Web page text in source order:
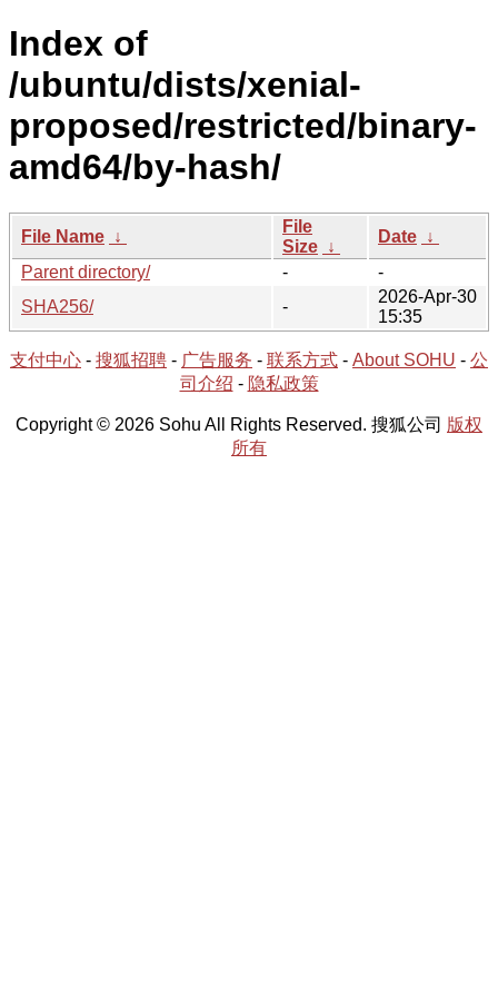
Index of
/ubuntu/dists/xenial-
proposed/restricted/binary-
amd64/by-hash/
File Name ↓
File
Size ↓
Date ↓
Parent directory/
-
-
SHA256/
-
2026-Apr-30
15:35
支付中心 - 搜狐招聘 - 广告服务 - 联系方式 - About SOHU - 公
司介绍 - 隐私政策
Copyright © 2026 Sohu All Rights Reserved. 搜狐公司 版权
所有